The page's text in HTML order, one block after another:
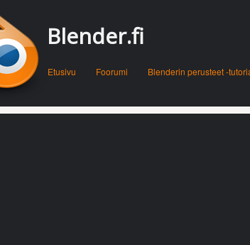
Blender.fi
Etusivu Foorumi Blenderin perusteet -